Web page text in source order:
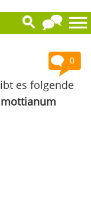
0
es folgende